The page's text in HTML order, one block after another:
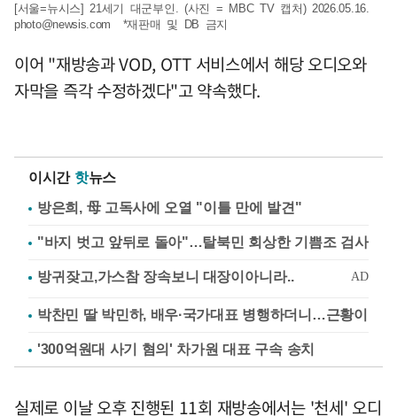
[서울=뉴시스] 21세기 대군부인. (사진 = MBC TV 캡처) 2026.05.16.
photo@newsis.com *재판매 및 DB 금지
이어 "재방송과 VOD, OTT 서비스에서 해당 오디오와
자막을 즉각 수정하겠다"고 약속했다.
이시간 핫뉴스
방은희, 母 고독사에 오열 "이틀 만에 발견"
"바지 벗고 앞뒤로 돌아"…탈북민 회상한 기쁨조 검사
박찬민 딸 박민하, 배우·국가대표 병행하더니…근황이
'300억원대 사기 혐의' 차가원 대표 구속 송치
실제로 이날 오후 진행된 11회 재방송에서는 '천세' 오디